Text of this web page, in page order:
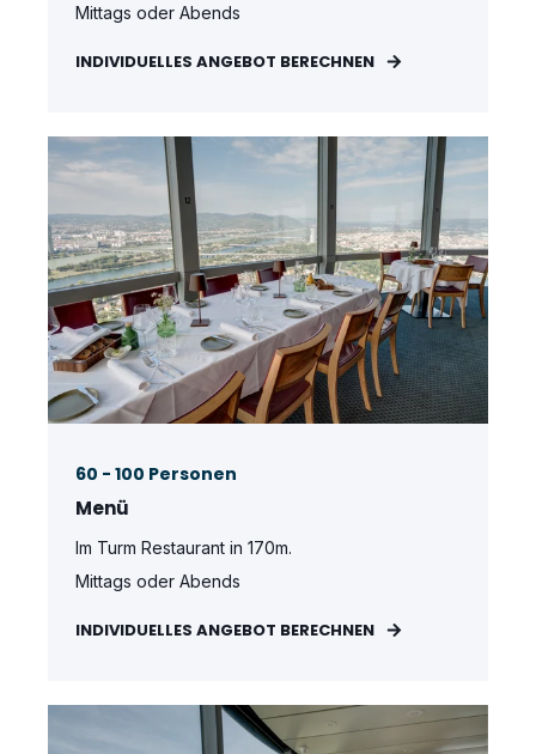
Mittags oder Abends
INDIVIDUELLES ANGEBOT BERECHNEN
60 - 100 Personen
Menü
Im Turm Restaurant in 170m.
Mittags oder Abends
INDIVIDUELLES ANGEBOT BERECHNEN